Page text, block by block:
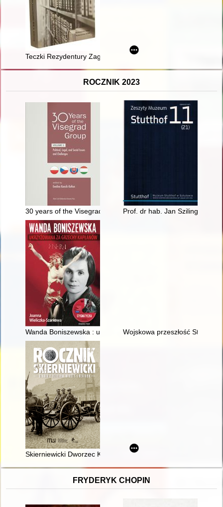
Teczki Rezydentury Zagranicznej MSW w Berlinie : sprzedać
ROCZNIK 2023
30 years of the Visegrad Group. Vol. 1,Prof. dr hab. Jan Sziling
Wanda Boniszewska : ukrzyżowana za grzechy kapłanów :
Wojskowa przeszłość Stefana
Skierniewicki Dworzec Kolejowy w pocztówce - zapowiedź
FRYDERYK CHOPIN